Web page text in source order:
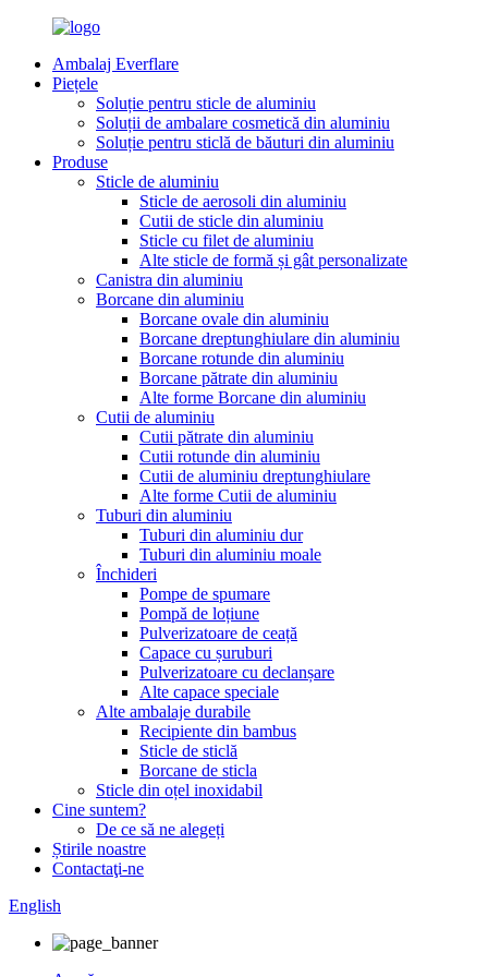
Ambalaj Everflare
Piețele
Soluție pentru sticle de aluminiu
Soluții de ambalare cosmetică din aluminiu
Soluție pentru sticlă de băuturi din aluminiu
Produse
Sticle de aluminiu
Sticle de aerosoli din aluminiu
Cutii de sticle din aluminiu
Sticle cu filet de aluminiu
Alte sticle de formă și gât personalizate
Canistra din aluminiu
Borcane din aluminiu
Borcane ovale din aluminiu
Borcane dreptunghiulare din aluminiu
Borcane rotunde din aluminiu
Borcane pătrate din aluminiu
Alte forme Borcane din aluminiu
Cutii de aluminiu
Cutii pătrate din aluminiu
Cutii rotunde din aluminiu
Cutii de aluminiu dreptunghiulare
Alte forme Cutii de aluminiu
Tuburi din aluminiu
Tuburi din aluminiu dur
Tuburi din aluminiu moale
Închideri
Pompe de spumare
Pompă de loțiune
Pulverizatoare de ceață
Capace cu șuruburi
Pulverizatoare cu declanșare
Alte capace speciale
Alte ambalaje durabile
Recipiente din bambus
Sticle de sticlă
Borcane de sticla
Sticle din oțel inoxidabil
Cine suntem?
De ce să ne alegeți
Știrile noastre
Contactaţi-ne
English